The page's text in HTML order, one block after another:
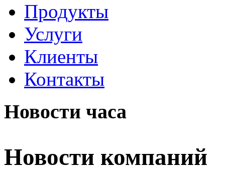
Продукты
Услуги
Клиенты
Контакты
Новости часа
Новости компаний